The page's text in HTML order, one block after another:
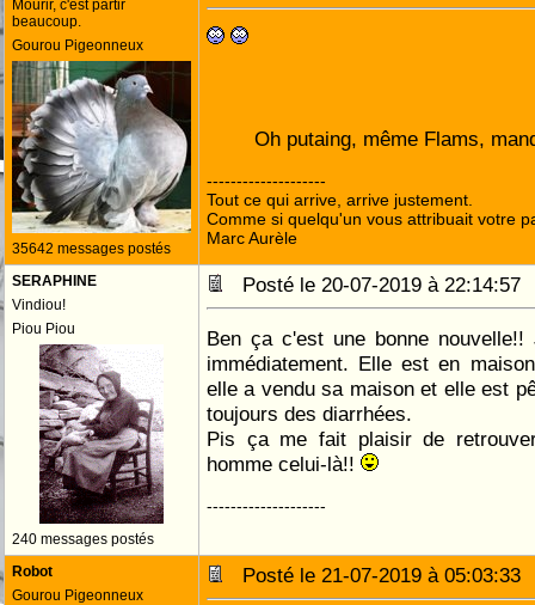
Mourir, c'est partir
beaucoup.
Gourou Pigeonneux
35642 messages postés
Oh putaing, même Flams,
--------------------
Tout ce qui arrive, arrive justement.
Comme si quelqu'un vous attribuait votre
Marc Aurèle
SERAPHINE
Vindiou!
Piou Piou
240 messages postés
Posté le 20-07-2019 à
Ben ça c'est une bonne
immédiatement. Elle est en
elle a vendu sa maison et elle est
toujours des diarrhées.
Pis ça me fait plaisir de
homme celui-là!!
--------------------
Robot
Gourou Pigeonneux
Posté le 21-07-2019 à